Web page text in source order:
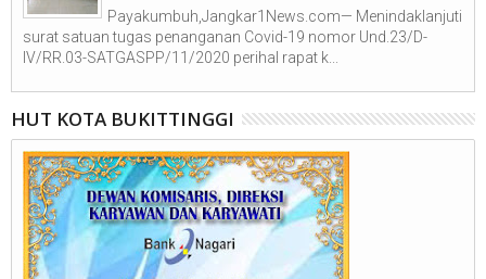
Payakumbuh,Jangkar1News.com— Menindaklanjuti
surat satuan tugas penanganan Covid-19 nomor Und.23/D-
IV/RR.03-SATGASPP/11/2020 perihal rapat k...
HUT KOTA BUKITTINGGI